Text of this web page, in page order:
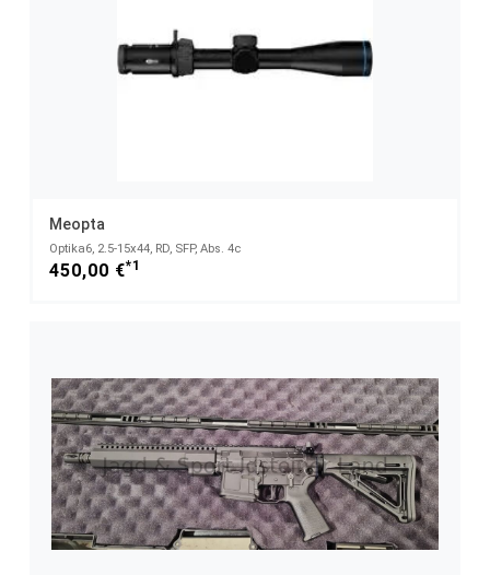
Meopta
Optika6, 2.5-15x44, RD, SFP, Abs. 4c
450,00 €*1